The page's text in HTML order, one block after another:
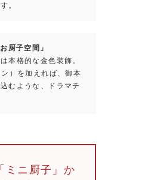
。
厨子空間」
本格的な金色装飾。
）を加えれば、御本
むような、ドラマチ
ミニ厨子」か